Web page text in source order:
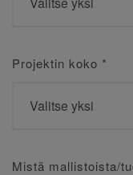
Projektin koko *
Mistä mallistoista/